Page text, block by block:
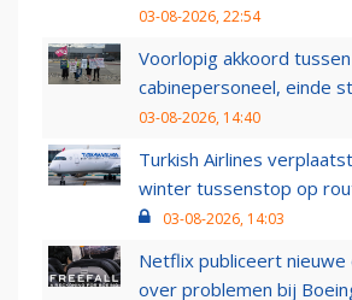
03-08-2026, 22:54
Voorlopig akkoord
cabinepersoneel, einde
03-08-2026, 14:40
Turkish Airlines
winter tussenstop op
03-08-2026, 14:03
Netflix publiceert nieuwe
over problemen bij